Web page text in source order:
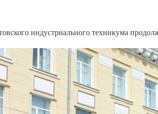
индустриального техникума